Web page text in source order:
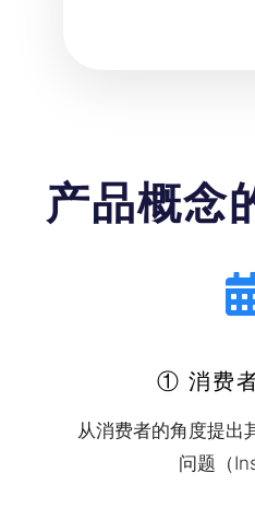
产品概念
① 消费
从消费者的角度提出
问题（